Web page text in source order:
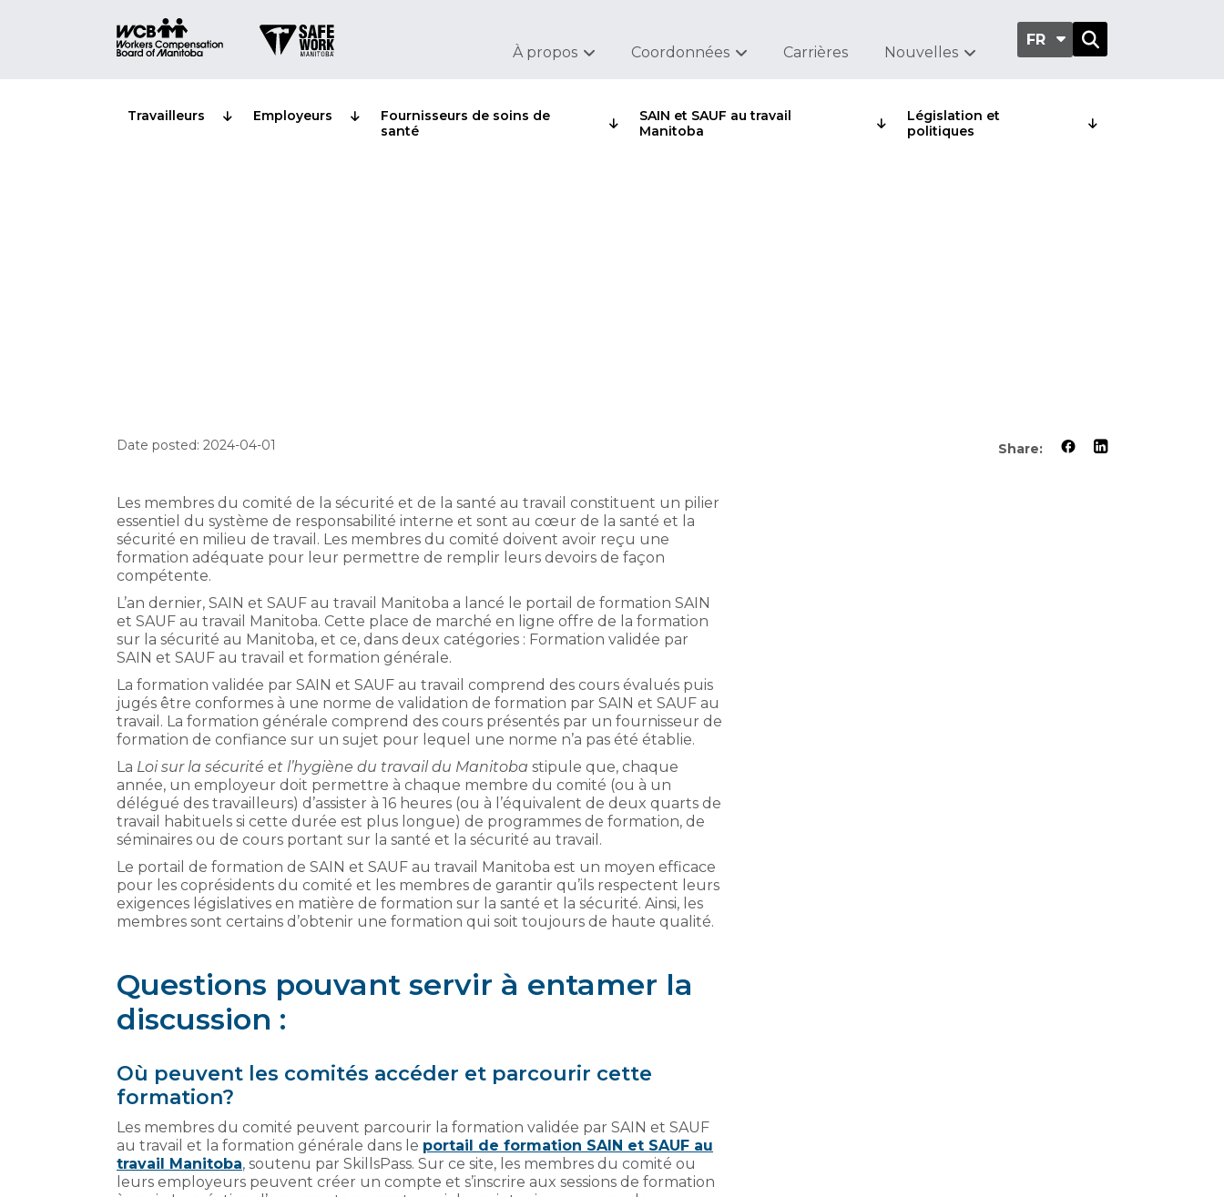
FR
Travailleurs Employeurs
Fournisseurs de soins de
santé
SAIN et SAUF au travail
Manitoba
Législation et
politiques
À propos Coordonnées Carrières Nouvelles
Date posted: 2024-04-01
Les membres du comité de la sécurité et de la santé au travail constituent un pilier
essentiel du système de responsabilité interne et sont au cœur de la santé et la
sécurité en milieu de travail. Les membres du comité doivent avoir reçu une
formation adéquate pour leur permettre de remplir leurs devoirs de façon
compétente.
L’an dernier, SAIN et SAUF au travail Manitoba a lancé le portail de formation SAIN
et SAUF au travail Manitoba. Cette place de marché en ligne offre de la formation
sur la sécurité au Manitoba, et ce, dans deux catégories : Formation validée par
SAIN et SAUF au travail et formation générale.
La formation validée par SAIN et SAUF au travail comprend des cours évalués puis
jugés être conformes à une norme de validation de formation par SAIN et SAUF au
travail. La formation générale comprend des cours présentés par un fournisseur de
formation de confiance sur un sujet pour lequel une norme n’a pas été établie.
La Loi sur la sécurité et l’hygiène du travail du Manitoba stipule que, chaque
année, un employeur doit permettre à chaque membre du comité (ou à un
délégué des travailleurs) d’assister à 16 heures (ou à l’équivalent de deux quarts de
travail habituels si cette durée est plus longue) de programmes de formation, de
séminaires ou de cours portant sur la santé et la sécurité au travail.
Le portail de formation de SAIN et SAUF au travail Manitoba est un moyen efficace
pour les coprésidents du comité et les membres de garantir qu’ils respectent leurs
exigences législatives en matière de formation sur la santé et la sécurité. Ainsi, les
membres sont certains d’obtenir une formation qui soit toujours de haute qualité.
Questions pouvant servir à entamer la
discussion :
Où peuvent les comités accéder et parcourir cette
formation?
Les membres du comité peuvent parcourir la formation validée par SAIN et SAUF
au travail et la formation générale dans le portail de formation SAIN et SAUF au
travail Manitoba, soutenu par SkillsPass. Sur ce site, les membres du comité ou
leurs employeurs peuvent créer un compte et s’inscrire aux sessions de formation
Share: